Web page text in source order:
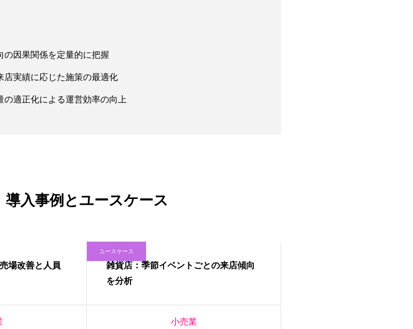
の因果関係を定量的に把握
店実績に応じた施策の最適化
の適正化による運営効率の向上
導入事例とユースケース
場改善と人員
ユースケース
雑貨店：季節イベントごとの来店傾向
を分析
小売業